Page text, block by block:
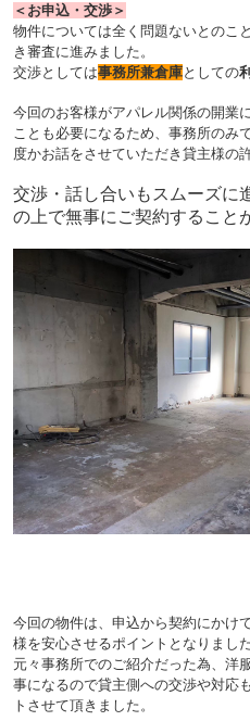
＜お申込・交渉＞
物件については全く問題ないとのこ
き審査に進みました。
交渉としては事務所兼倉庫としての
今回のお客様がアパレル関係の開業
ことも必要になるため、事務所のみ
度かお話をさせていただき貸主様の
交渉・話し合いもスムーズに
の上で無事にご契約すること
今回の物件は、申込から契約にかけ
様を安心させるポイントとなりました
元々事務所でのご紹介だった為、洋
事になるので貸主側への交渉や対応
トさせて頂きました。